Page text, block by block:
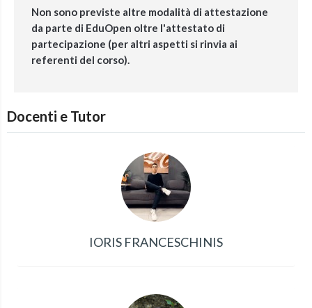
Non sono previste altre modalità di attestazione
da parte di EduOpen oltre l'attestato di
partecipazione (per altri aspetti si rinvia ai
referenti del corso).
Docenti e Tutor
IORIS FRANCESCHINIS